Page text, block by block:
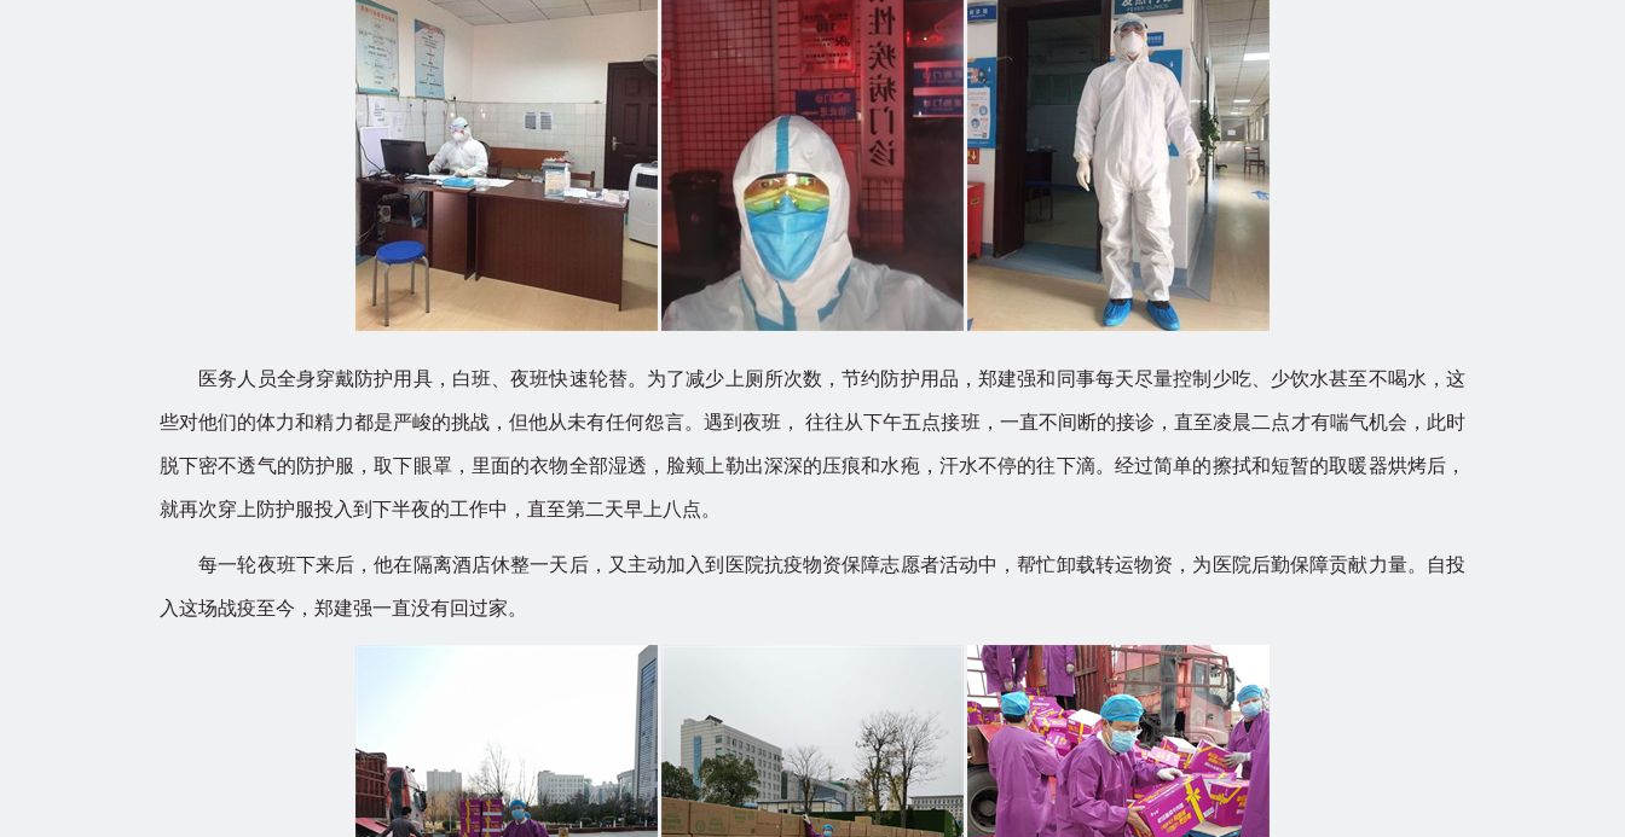
医务人员全身穿戴防护用具，白班、夜班快速轮替。为了减少上厕所次数，节约防护用品，郑建强和同事每天尽量控制少吃、少饮水甚至不喝水，这
些对他们的体力和精力都是严峻的挑战，但他从未有任何怨言。遇到夜班， 往往从下午五点接班，一直不间断的接诊，直至凌晨二点才有喘气机会，此时
脱下密不透气的防护服，取下眼罩，里面的衣物全部湿透，脸颊上勒出深深的压痕和水疱，汗水不停的往下滴。经过简单的擦拭和短暂的取暖器烘烤后，
就再次穿上防护服投入到下半夜的工作中，直至第二天早上八点。
每一轮夜班下来后，他在隔离酒店休整一天后，又主动加入到医院抗疫物资保障志愿者活动中，帮忙卸载转运物资，为医院后勤保障贡献力量。自投
入这场战疫至今，郑建强一直没有回过家。